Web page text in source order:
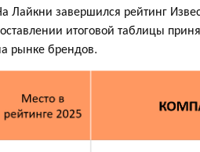
Лайкни завершился рейтинг
итоговой таблицы
рынке брендов.